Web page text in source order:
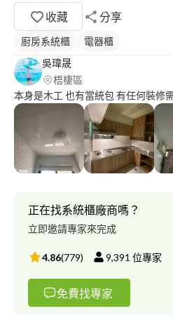
收藏
分享
廚房系統櫃
電器櫃
吳瑋晟
梧棲區
本身是木工 也有當統包 有任何裝修
正在找系統櫃廠商嗎？
立即邀請專家來完成
4.86(779) 9,391 位專家
免費找專家